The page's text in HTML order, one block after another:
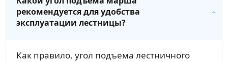
рекомендуется для удобства
эксплуатации лестницы?
Как правило, угол подъема лестничного